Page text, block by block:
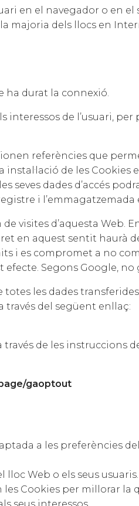
en el navegador o en
majoria dels llocs en
ha durat la connexió.
interessos de l’usuari,
referències que
de les Cookies
dades d’accés
i l’emmagatzemada
visites d’aquesta Web.
en aquest sentit
i es compromet a no
Segons Google, no
totes les dades
del següent enllaç:
de les instruccions
gaoptout
a les preferències
Web o els seus usuaris.
Cookies per millorar la